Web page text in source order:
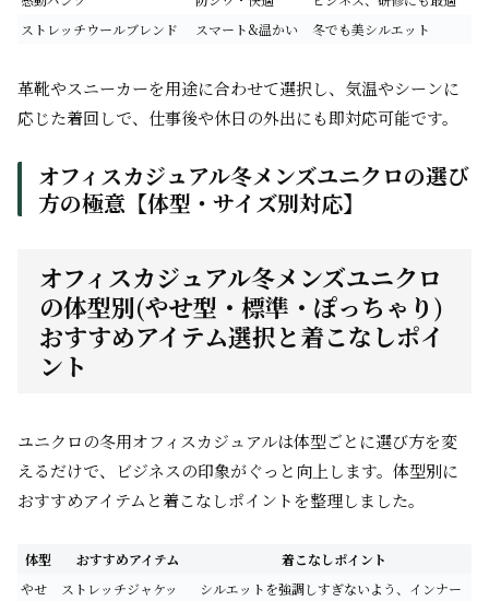
ストレッチウールブレンド
スマート&温かい 冬でも美シルエット
革靴やスニーカーを用途に合わせて選択し、気温やシーンに
応じた着回しで、仕事後や休日の外出にも即対応可能です。
オフィスカジュアル冬メンズユニクロの選び
方の極意【体型・サイズ別対応】
オフィスカジュアル冬メンズユニクロ
の体型別(やせ型・標準・ぽっちゃり)
おすすめアイテム選択と着こなしポイ
ント
ユニクロの冬用オフィスカジュアルは体型ごとに選び方を変
えるだけで、ビジネスの印象がぐっと向上します。体型別に
おすすめアイテムと着こなしポイントを整理しました。
体型 おすすめアイテム
着こなしポイント
やせ
ストレッチジャケッ
シルエットを強調しすぎないよう、インナー